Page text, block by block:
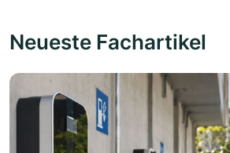
Neueste Fachartikel